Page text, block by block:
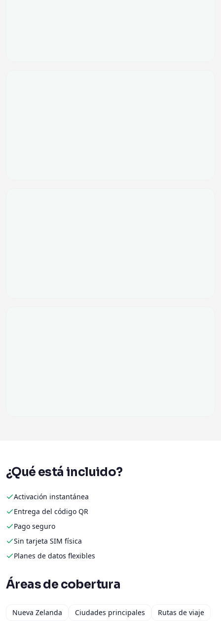
¿Qué está incluido?
Activación instantánea
Entrega del código QR
Pago seguro
Sin tarjeta SIM física
Planes de datos flexibles
Áreas de cobertura
Nueva Zelanda Ciudades principales
Rutas de viaje